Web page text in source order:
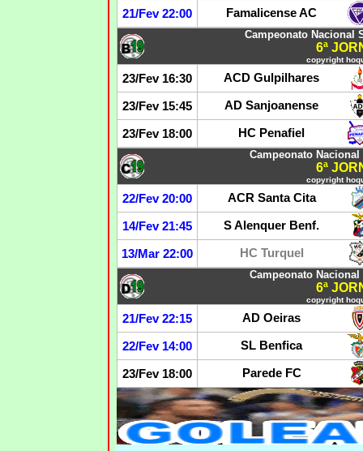
21/Fev 22:00 Famalicense AC
Campeonato Nacional
6ª
copyright
23/Fev 16:30 ACD Gulpilhares
23/Fev 15:45 AD Sanjoanense
23/Fev 18:00 HC Penafiel
Campeonato
6ª
copyright
22/Fev 20:00 ACR Santa Cita
14/Fev 21:45 S Alenquer Benf.
13/Mar 22:00 HC Turquel
Campeonato
6ª
copyright
21/Fev 22:15 AD Oeiras
22/Fev 14:00 SL Benfica
23/Fev 18:00 Parede FC